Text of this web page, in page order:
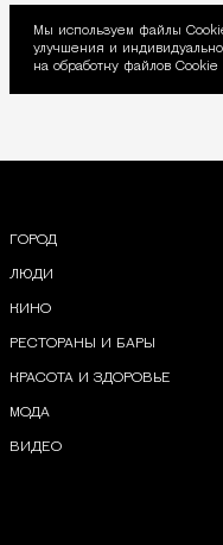
Мы используем файлы
улучшения и
на обработку файлов
ГОРОД
ЛЮДИ
КИНО
РЕСТОРАНЫ И БАРЫ
КРАСОТА И ЗДОРОВЬЕ
МОДА
ВИДЕО